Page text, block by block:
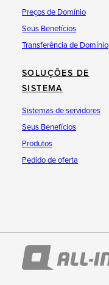
Preços de Domínio
Seus Benefícios
Transferência de Domínio
SOLUÇÕES DE
SISTEMA
Sistemas de servidores
Seus Benefícios
Produtos
Pedido de oferta